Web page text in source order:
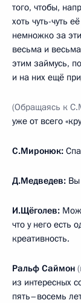
того, чтобы,
хоть чуть-чуть
немножко за
весьма и
этим займусь,
и на них ещё
(Обращаясь к
уже от всего
С.Миронюк:
Д.Медведев: Вы
И.Щёголев:
что у него есть
креативность.
Ральф Саймон
из интересных
пять–восемь